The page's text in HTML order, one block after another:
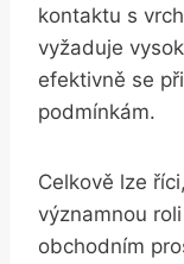
kontaktu s
vyžaduje
efektivně se
podmínkám.
Celkově lze
významnou
obchodním